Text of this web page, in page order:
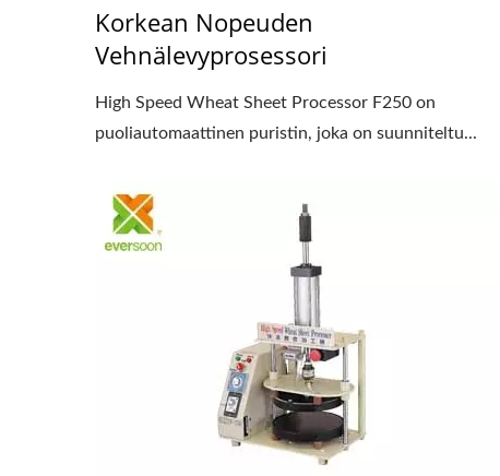
Korkean Nopeuden
Vehnälevyprosessori
High Speed ​​Wheat Sheet Processor F250 on
puoliautomaattinen puristin, joka on suunniteltu...